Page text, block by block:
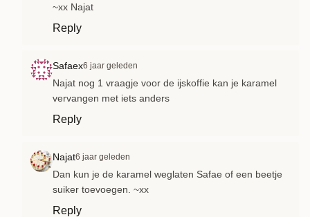
~xx Najat
Reply
Safaex6 jaar geleden
Najat nog 1 vraagje voor de ijskoffie kan je karamel
vervangen met iets anders
Reply
Najat6 jaar geleden
Dan kun je de karamel weglaten Safae of een beetje
suiker toevoegen. ~xx
Reply